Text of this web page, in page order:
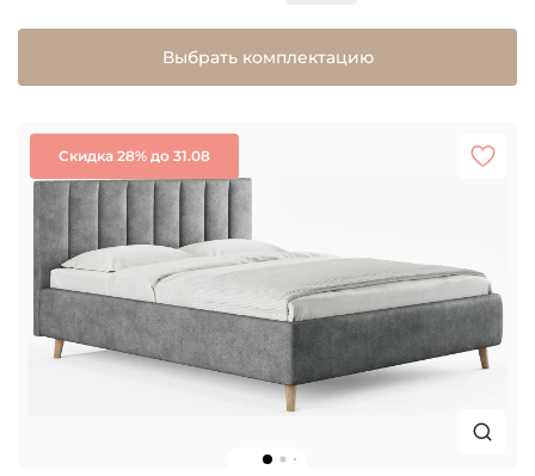
Выбрать комплектацию
Скидка 28% до 31.08